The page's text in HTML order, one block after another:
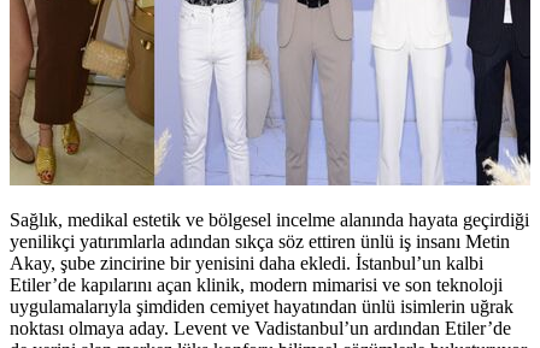
Sağlık, medikal estetik ve bölgesel incelme alanında hayata geçirdiği
yenilikçi yatırımlarla adından sıkça söz ettiren ünlü iş insanı Metin
Akay, şube zincirine bir yenisini daha ekledi. İstanbul’un kalbi
Etiler’de kapılarını açan klinik, modern mimarisi ve son teknoloji
uygulamalarıyla şimdiden cemiyet hayatından ünlü isimlerin uğrak
noktası olmaya aday. Levent ve Vadistanbul’un ardından Etiler’de